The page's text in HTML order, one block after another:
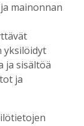
– Silja
nuorten
mainonnan
yksilöidyt
ja sisältöä
ja